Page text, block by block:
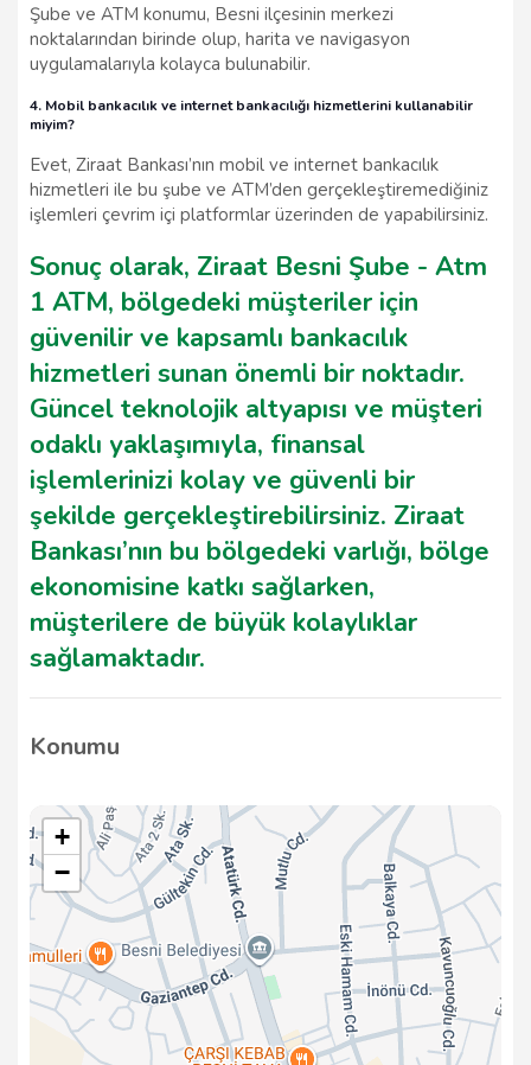
Şube ve ATM konumu, Besni ilçesinin merkezi
noktalarından birinde olup, harita ve navigasyon
uygulamalarıyla kolayca bulunabilir.
4. Mobil bankacılık ve internet bankacılığı hizmetlerini kullanabilir
miyim?
Evet, Ziraat Bankası’nın mobil ve internet bankacılık
hizmetleri ile bu şube ve ATM’den gerçekleştiremediğiniz
işlemleri çevrim içi platformlar üzerinden de yapabilirsiniz.
Sonuç olarak, Ziraat Besni Şube - Atm
1 ATM, bölgedeki müşteriler için
güvenilir ve kapsamlı bankacılık
hizmetleri sunan önemli bir noktadır.
Güncel teknolojik altyapısı ve müşteri
odaklı yaklaşımıyla, finansal
işlemlerinizi kolay ve güvenli bir
şekilde gerçekleştirebilirsiniz. Ziraat
Bankası’nın bu bölgedeki varlığı, bölge
ekonomisine katkı sağlarken,
müşterilere de büyük kolaylıklar
sağlamaktadır.
Konumu
+
−